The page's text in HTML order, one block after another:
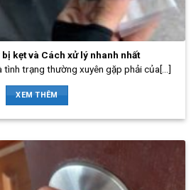
kẹt và Cách xử lý nhanh nhất
tình trạng thường xuyên gặp phải của[...]
XEM THÊM